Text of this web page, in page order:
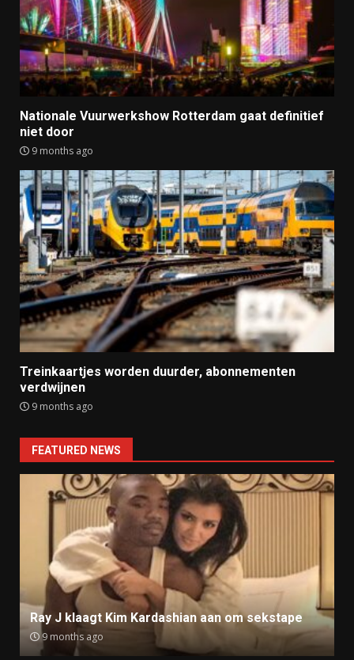
Nationale Vuurwerkshow Rotterdam gaat definitief
niet door
9 months ago
Treinkaartjes worden duurder, abonnementen
verdwijnen
9 months ago
FEATURED NEWS
Ray J klaagt Kim Kardashian aan om sekstape
9 months ago